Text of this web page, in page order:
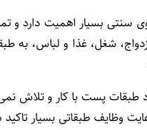
سنتی بسیار اهمیت دارد و
شغل، غذا و لباس، به
طبقات پست با کار و تلاش
وظایف طبقاتی بسیار